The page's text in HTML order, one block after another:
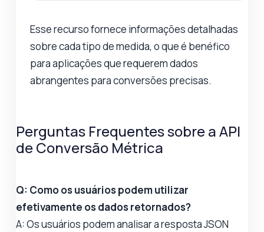
Esse recurso fornece informações detalhadas
sobre cada tipo de medida, o que é benéfico
para aplicações que requerem dados
abrangentes para conversões precisas.
Perguntas Frequentes sobre a API
de Conversão Métrica
Q: Como os usuários podem utilizar
efetivamente os dados retornados?
A: Os usuários podem analisar a resposta JSON